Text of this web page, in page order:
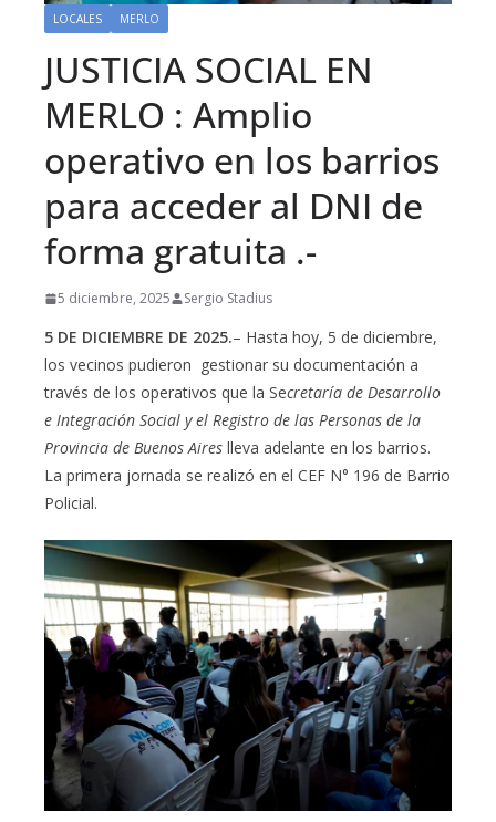
LOCALES MERLO
JUSTICIA SOCIAL EN
MERLO : Amplio
operativo en los barrios
para acceder al DNI de
forma gratuita .-
5 diciembre, 2025 Sergio Stadius
5 DE DICIEMBRE DE 2025.– Hasta hoy, 5 de diciembre,
los vecinos pudieron gestionar su documentación a
través de los operativos que la Secretaría de Desarrollo
e Integración Social y el Registro de las Personas de la
Provincia de Buenos Aires lleva adelante en los barrios.
La primera jornada se realizó en el CEF N° 196 de Barrio
Policial.